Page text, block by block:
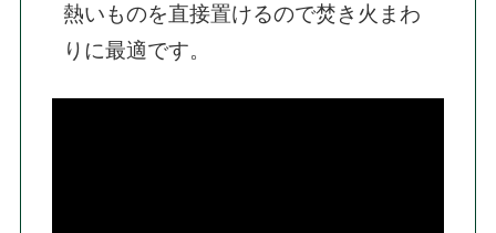
熱いものを直接置けるので焚き火まわ
りに最適です。